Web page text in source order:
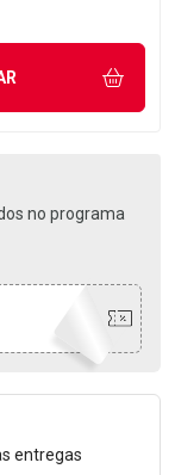
no programa
entregas